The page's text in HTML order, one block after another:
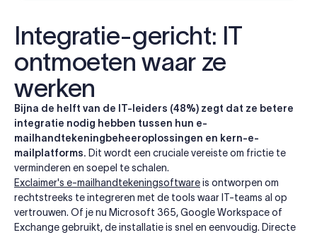
Integratie-gericht: IT
ontmoeten waar ze
werken
Bijna de helft van de IT-leiders (48%) zegt dat ze betere
integratie nodig hebben tussen hun e-
mailhandtekeningbeheeroplossingen en kern-e-
mailplatforms. Dit wordt een cruciale vereiste om frictie te
verminderen en soepel te schalen.
Exclaimer's e-mailhandtekeningsoftwareis ontworpen om
rechtstreeks te integreren met de tools waar IT-teams al op
vertrouwen. Of je nu Microsoft 365, Google Workspace of
Exchange gebruikt, de installatie is snel en eenvoudig. Directe